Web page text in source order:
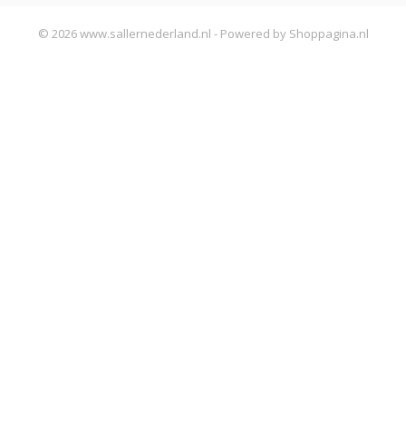
© 2026 www.sallernederland.nl - Powered by Shoppagina.nl